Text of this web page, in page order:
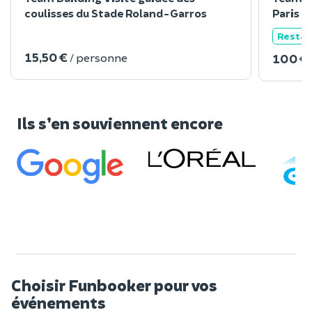
coulisses du Stade Roland-Garros
15,50 € / personne
Paris
100 €
Ils s’en souviennent encore
Choisir Funbooker pour vos
événements